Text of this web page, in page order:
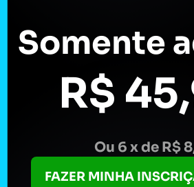
Somente
R$
Ou 6 x de R$
FAZER MINHA